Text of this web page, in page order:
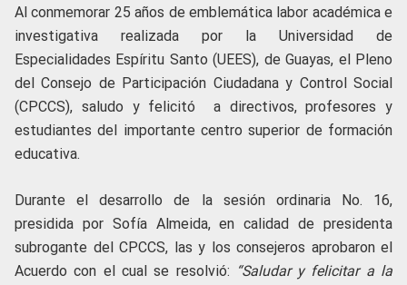
Al conmemorar 25 años de emblemática labor académica e
investigativa realizada por la Universidad de
Especialidades Espíritu Santo (UEES), de Guayas, el Pleno
del Consejo de Participación Ciudadana y Control Social
(CPCCS), saludo y felicitó a directivos, profesores y
estudiantes del importante centro superior de formación
educativa.
Durante el desarrollo de la sesión ordinaria No. 16,
presidida por Sofía Almeida, en calidad de presidenta
subrogante del CPCCS, las y los consejeros aprobaron el
Acuerdo con el cual se resolvió: “Saludar y felicitar a la